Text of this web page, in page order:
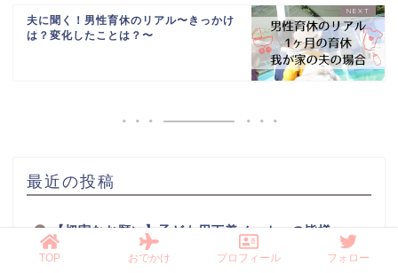
夫に聞く！男性育休のリアル〜きっかけ
は？変化したことは？〜
最近の投稿
【切実なお願い】子ども用下着メーカーの皆様へ
「キャラクターのプリントは前面へ！」
TOP おでかけ プロフィール フォロー